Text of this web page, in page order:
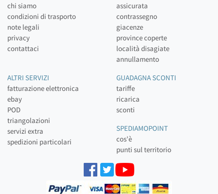
chi siamo
condizioni di trasporto
note legali
privacy
contattaci
assicurata
contrassegno
giacenze
province coperte
località disagiate
annullamento
ALTRI SERVIZI
fatturazione elettronica
ebay
POD
triangolazioni
servizi extra
spedizioni particolari
GUADAGNA SCONTI
tariffe
ricarica
sconti
SPEDIAMOPOINT
cos'è
punti sul territorio